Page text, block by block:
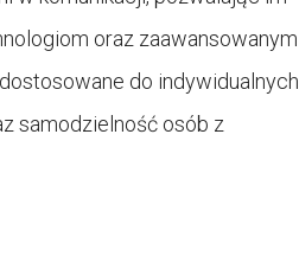
oraz zaawansowanym
do indywidualnych
samodzielność osób z